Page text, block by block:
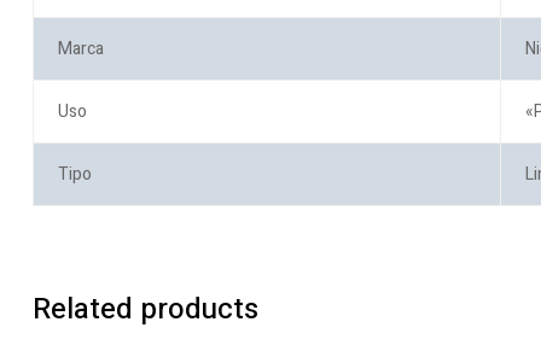
Marca
Uso
Tipo
Related products